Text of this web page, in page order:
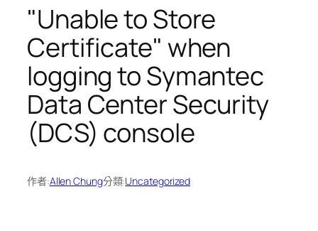
"Unable to Store
Certificate" when
logging to Symantec
Data Center Security
(DCS) console
作者:Allen Chung分類:Uncategorized